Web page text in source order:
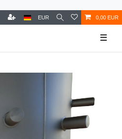
EUR 0,00 EUR
☰